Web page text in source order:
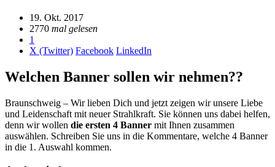
19. Okt. 2017
2770 mal gelesen
1
X (Twitter) Facebook LinkedIn
Welchen Banner sollen wir nehmen??
Braunschweig – Wir lieben Dich und jetzt zeigen wir unsere Liebe
und Leidenschaft mit neuer Strahlkraft. Sie können uns dabei helfen,
denn wir wollen die ersten 4 Banner mit Ihnen zusammen
auswählen. Schreiben Sie uns in die Kommentare, welche 4 Banner
in die 1. Auswahl kommen.